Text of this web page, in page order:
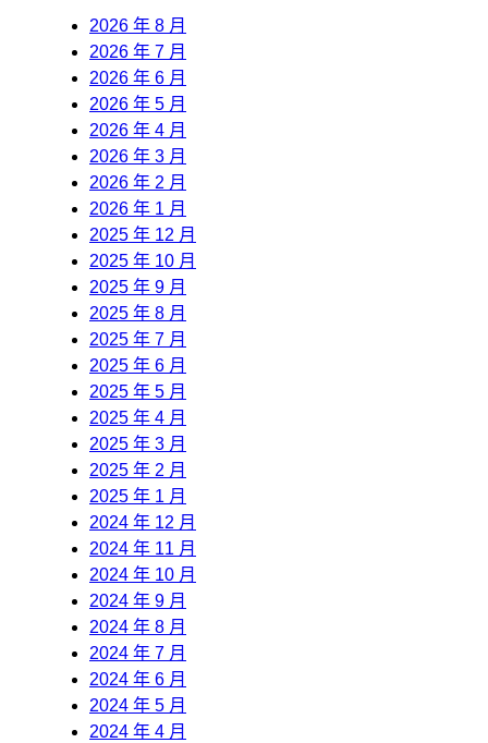
2026 年 8 月
2026 年 7 月
2026 年 6 月
2026 年 5 月
2026 年 4 月
2026 年 3 月
2026 年 2 月
2026 年 1 月
2025 年 12 月
2025 年 10 月
2025 年 9 月
2025 年 8 月
2025 年 7 月
2025 年 6 月
2025 年 5 月
2025 年 4 月
2025 年 3 月
2025 年 2 月
2025 年 1 月
2024 年 12 月
2024 年 11 月
2024 年 10 月
2024 年 9 月
2024 年 8 月
2024 年 7 月
2024 年 6 月
2024 年 5 月
2024 年 4 月